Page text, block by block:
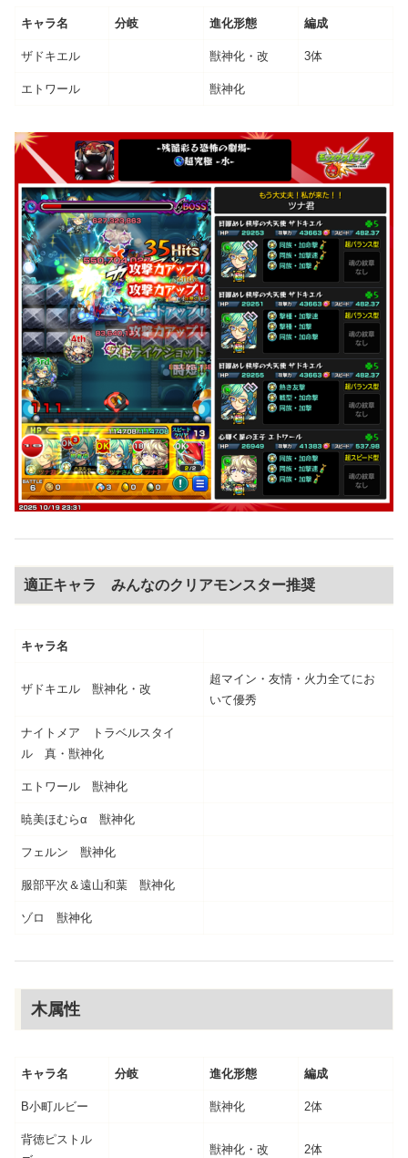
キャラ名 分岐 進化形態 編成
ザドキエル 獣神化・改 3体
エトワール 獣神化
適正キャラ みんなのクリアモンスター推奨
キャラ名
ザドキエル 獣神化・改
超マイン・友情・火力全てにお
いて優秀
ナイトメア トラベルスタイ
ル 真・獣神化
エトワール 獣神化
暁美ほむらα 獣神化
フェルン 獣神化
服部平次＆遠山和葉 獣神化
ゾロ 獣神化
木属性
キャラ名 分岐 進化形態 編成
B小町ルビー 獣神化 2体
背徳ピストル
獣神化・改 2体